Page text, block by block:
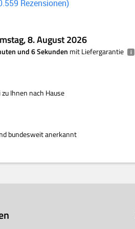
Rezensionen
8. August 2026
und 6 Sekunden mit Liefergarantie i
Ihnen nach Hause
bundesweit anerkannt